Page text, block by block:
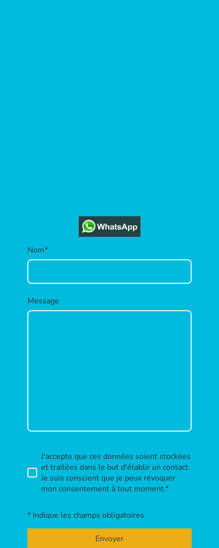
Nom*
Message
J'accepte que ces données soient stockées
et traitées dans le but d'établir un contact.
Je suis conscient que je peux révoquer
mon consentement à tout moment.*
* Indique les champs obligatoires
Envoyer